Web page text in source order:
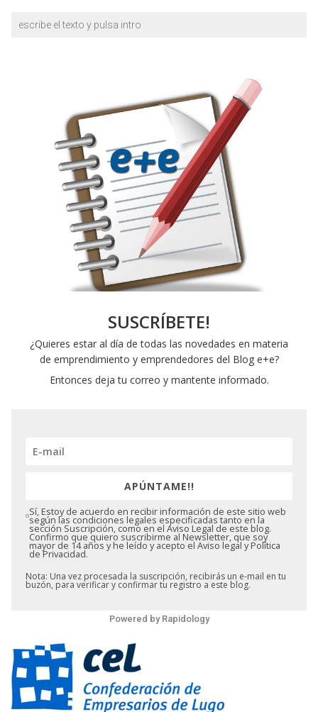
SUSCRÍBETE!
¿Quieres estar al día de todas las novedades en materia
de emprendimiento y emprendedores del Blog e+e?
Entonces deja tu correo y mantente informado.
APÚNTAME!!
Sí, Estoy de acuerdo en recibir información de este sitio web
según las condiciones legales especificadas tanto en la
sección Suscripción, como en el Aviso Legal de este blog.
Confirmo que quiero suscribirme al Newsletter, que soy
mayor de 14 años y he leído y acepto el Aviso legal y Política
de Privacidad.
Nota: Una vez procesada la suscripción, recibirás un e-mail en tu
buzón, para verificar y confirmar tu registro a este blog.
Powered by Rapidology